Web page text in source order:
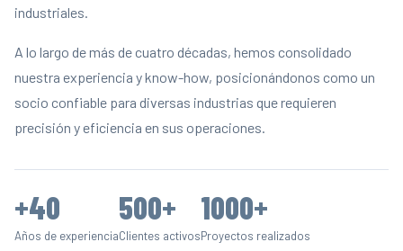
industriales.
A lo largo de más de cuatro décadas, hemos consolidado
nuestra experiencia y know-how, posicionándonos como un
socio confiable para diversas industrias que requieren
precisión y eficiencia en sus operaciones.
+40
Años de experiencia
500+
Clientes activos
1000+
Proyectos realizados